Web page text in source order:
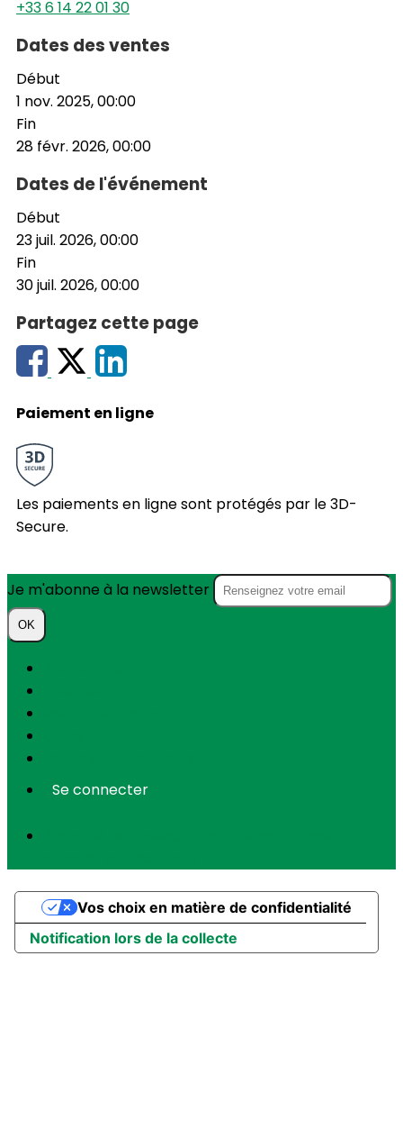
+33 6 14 22 01 30
Dates des ventes
Début
1 nov. 2025, 00:00
Fin
28 févr. 2026, 00:00
Dates de l'événement
Début
23 juil. 2026, 00:00
Fin
30 juil. 2026, 00:00
Partagez cette page
Paiement en ligne
Les paiements en ligne sont protégés par le 3D-
Secure.
Je m'abonne à la newsletter
OK
Se connecter
Notification lors de la collecte
Vos choix en matière de confidentialité